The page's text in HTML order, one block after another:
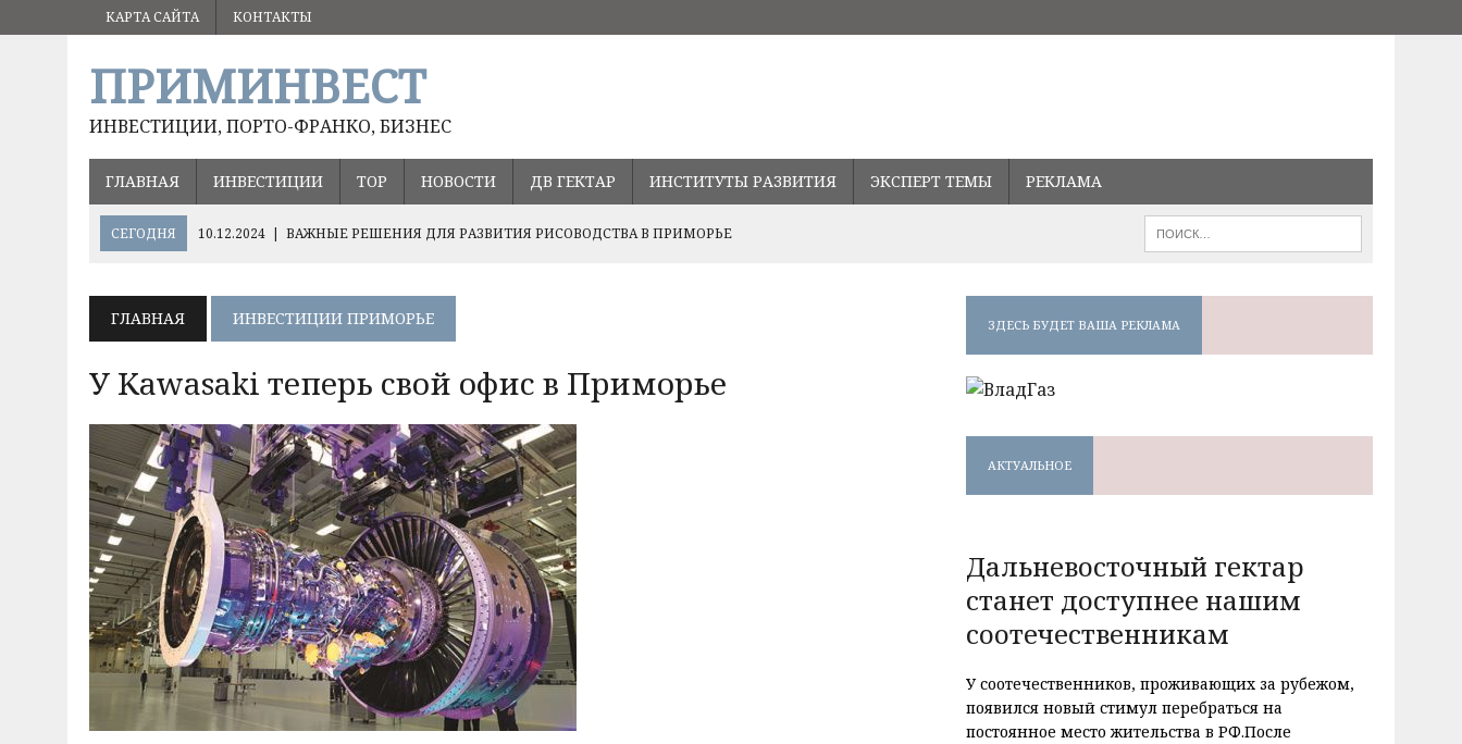
КАРТА САЙТА КОНТАКТЫ
ПРИМИНВЕСТ
ИНВЕСТИЦИИ, ПОРТО-ФРАНКО, БИЗНЕС
ГЛАВНАЯ ИНВЕСТИЦИИ ТОР НОВОСТИ ДВ ГЕКТАР ИНСТИТУТЫ РАЗВИТИЯ ЭКСПЕРТ ТЕМЫ РЕКЛАМА
СЕГОДНЯ 10.12.2024 | ВАЖНЫЕ РЕШЕНИЯ ДЛЯ РАЗВИТИЯ РИСОВОДСТВА В ПРИМОРЬЕ
ХЭЙЛУНЦЗЯН
ГЛАВНАЯ ИНВЕСТИЦИИ ПРИМОРЬЕ
У Kawasaki теперь свой офис в Приморье
ЗДЕСЬ БУДЕТ ВАША РЕКЛАМА
АКТУАЛЬНОЕ
Дальневосточный гектар
станет доступнее нашим
соотечественникам
У соотечественников, проживающих за рубежом,
появился новый стимул перебраться на
постоянное место жительства в РФ.После